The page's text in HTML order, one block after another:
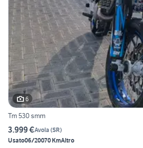
6
Tm 530 smm
3.999 €Avola (SR)
Usato06/20070 KmAltro